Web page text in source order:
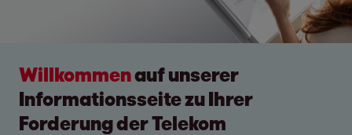
Willkommenauf unserer
Informationsseite zu Ihrer
Forderung der Telekom